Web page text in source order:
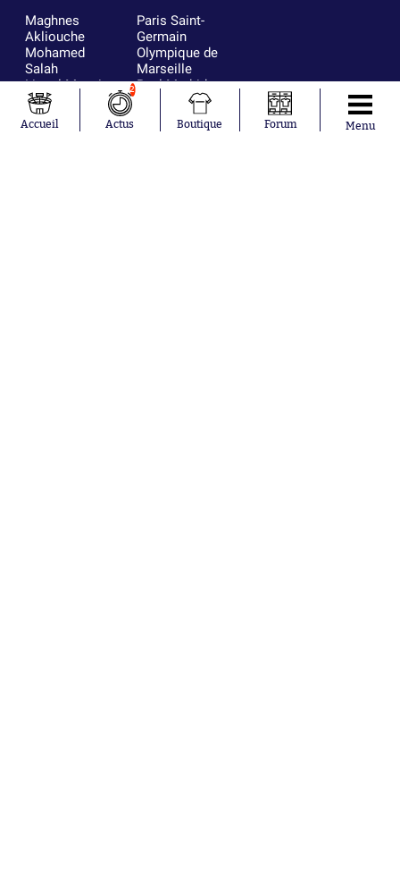
Maghnes
Akliouche
Mohamed
Salah
Lionel Messi
Ferrán Torres
Kilian Corredor
Franco
Paris Saint-
Germain
Olympique de
Marseille
Real Madrid
Olympique
lyonnais
Accueil
2
Actus Boutique Forum Menu